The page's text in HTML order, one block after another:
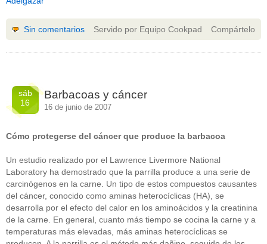
Servido por Equipo Cookpad
Sin comentarios Compártelo
sáb
16
Barbacoas y cáncer
16 de junio de 2007
Cómo protegerse del cáncer que produce la barbacoa
Un estudio realizado por el Lawrence Livermore National
Laboratory ha demostrado que la parrilla produce a una serie de
carcinógenos en la carne. Un tipo de estos compuestos causantes
del cáncer, conocido como aminas heterocíclicas (HA), se
desarrolla por el efecto del calor en los aminoácidos y la creatinina
de la carne. En general, cuanto más tiempo se cocina la carne y a
temperaturas más elevadas, más aminas heterocíclicas se